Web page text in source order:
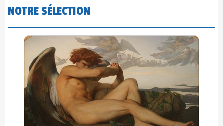
NOTRE SÉLECTION